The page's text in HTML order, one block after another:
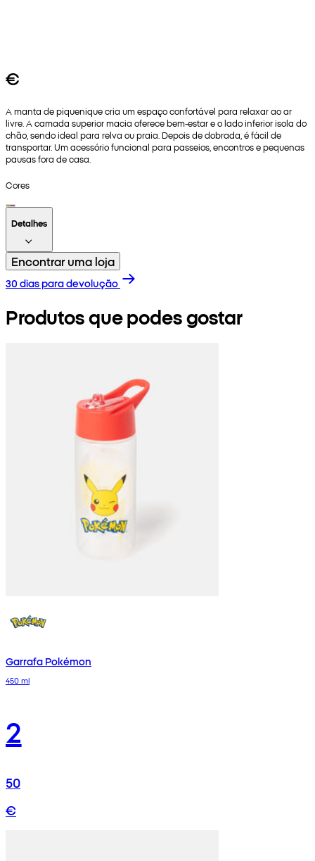
€
A manta de piquenique cria um espaço confortável para relaxar ao ar
livre. A camada superior macia oferece bem‑estar e o lado inferior isola do
chão, sendo ideal para relva ou praia. Depois de dobrada, é fácil de
transportar. Um acessório funcional para passeios, encontros e pequenas
pausas fora de casa.
Cores
Detalhes
Encontrar uma loja
30 dias para devolução
Produtos que podes gostar
Garrafa Pokémon
450 ml
2
50
€